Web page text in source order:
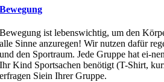
Bewegung
Bewegung ist lebenswichtig, um den
alle Sinne anzuregen! Wir nutzen dafür
und den Sportraum. Jede Gruppe hat ei-
Ihr Kind Sportsachen benötigt (T-Shirt,
erfragen Siein Ihrer Gruppe.